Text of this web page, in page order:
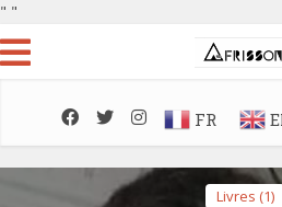
" "
FR
Livres (1)